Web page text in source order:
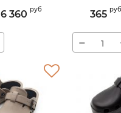
6 360 руб 2408
365 руб
−